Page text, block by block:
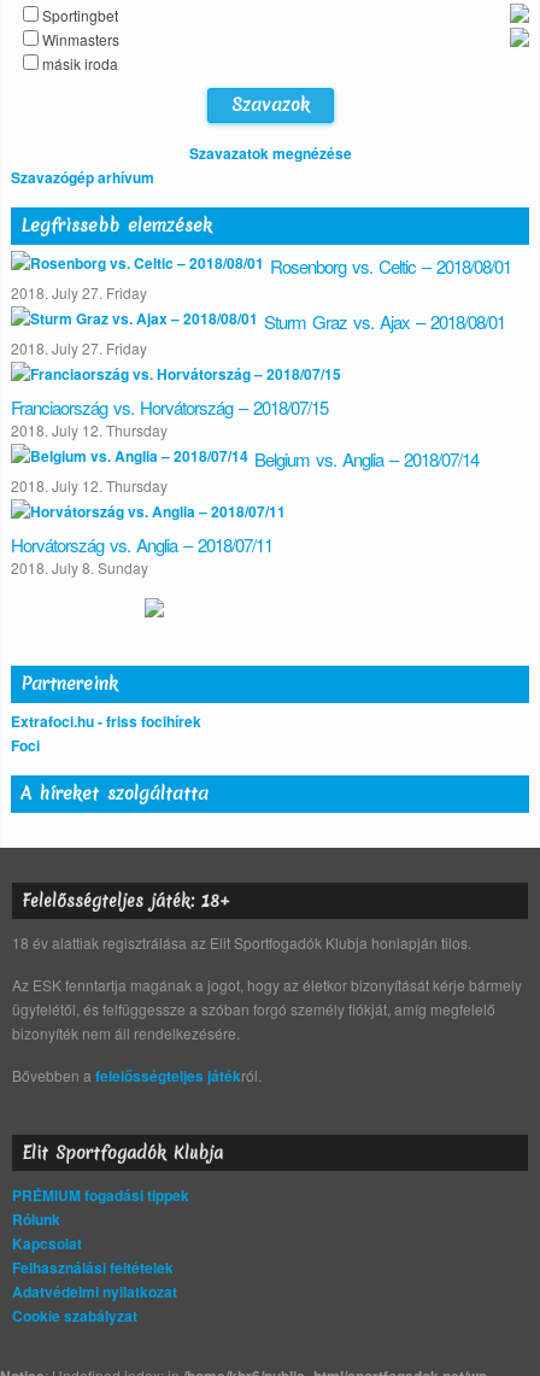
Sportingbet
Winmasters
másik iroda
Szavazatok megnézése
Szavazógép arhívum
Legfrissebb elemzések
Rosenborg vs. Celtic – 2018/08/01
2018. July 27. Friday
Sturm Graz vs. Ajax – 2018/08/01
2018. July 27. Friday
Franciaország vs. Horvátország – 2018/07/15
2018. July 12. Thursday
Belgium vs. Anglia – 2018/07/14
2018. July 12. Thursday
Horvátország vs. Anglia – 2018/07/11
2018. July 8. Sunday
Partnereink
Extrafoci.hu - friss focihírek
Foci
A híreket szolgáltatta
Felelősségteljes játék: 18+
18 év alattiak regisztrálása az Elit Sportfogadók Klubja honlapján tilos.
Az ESK fenntartja magának a jogot, hogy az életkor bizonyítását kérje bármely
ügyfelétől, és felfüggessze a szóban forgó személy fiókját, amíg megfelelő
bizonyíték nem áll rendelkezésére.
Bővebben a felelősségteljes játékról.
Elit Sportfogadók Klubja
PRÉMIUM fogadási tippek
Rólunk
Kapcsolat
Felhasználási feltételek
Adatvédelmi nyilatkozat
Cookie szabályzat